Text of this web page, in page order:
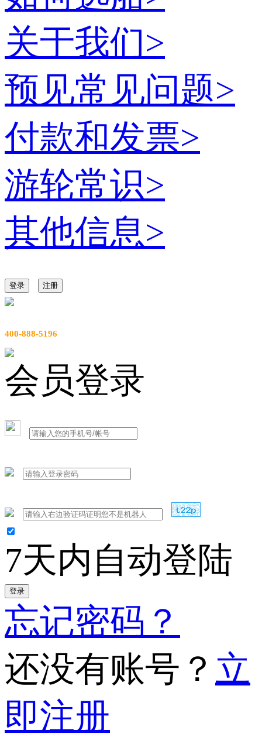
关于我们>
预见常见问题>
付款和发票>
游轮常识>
其他信息>
登录 注册
400-888-5196
会员登录
7天内自动登陆
登录
忘记密码？
还没有账号？ 立
即注册